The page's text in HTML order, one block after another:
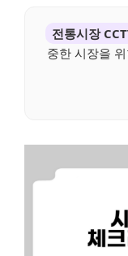
전통시장
중한 시장을